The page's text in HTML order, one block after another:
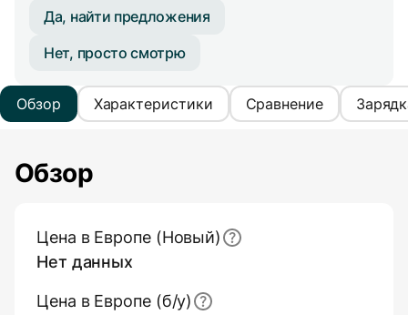
Да, найти предложения
Нет, просто смотрю
Обзор Характеристики Сравнение
Обзор
Цена в Европе (Новый)
Нет данных
Цена в Европе (б/y)